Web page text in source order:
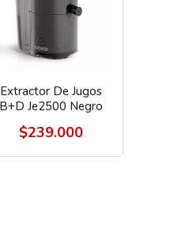
Extractor De Jugos
B+D Je2500 Negro
$239.000